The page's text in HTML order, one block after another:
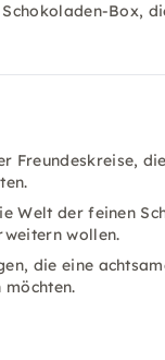
Box,
Freundeskreise,
Welt der feinen
wollen.
die eine
möchten.